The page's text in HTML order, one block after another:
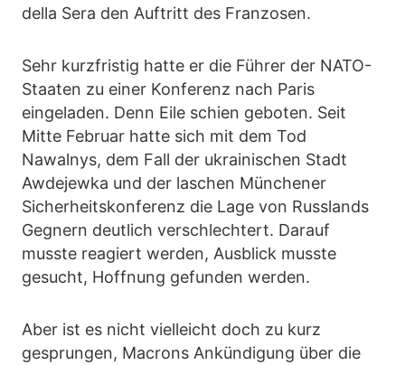
della Sera den Auftritt des Franzosen.
Sehr kurzfristig hatte er die Führer der NATO-
Staaten zu einer Konferenz nach Paris
eingeladen. Denn Eile schien geboten. Seit
Mitte Februar hatte sich mit dem Tod
Nawalnys, dem Fall der ukrainischen Stadt
Awdejewka und der laschen Münchener
Sicherheitskonferenz die Lage von Russlands
Gegnern deutlich verschlechtert. Darauf
musste reagiert werden, Ausblick musste
gesucht, Hoffnung gefunden werden.
Aber ist es nicht vielleicht doch zu kurz
gesprungen, Macrons Ankündigung über die